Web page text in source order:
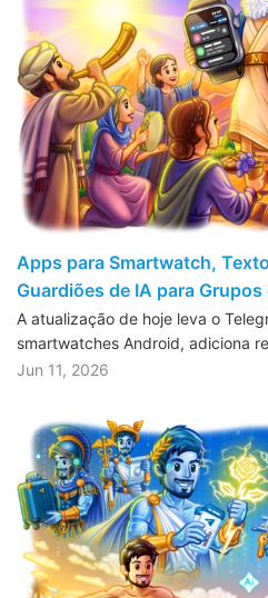
Apps para Smartwatch,
Guardiões de IA para
A atualização de hoje leva o
smartwatches Android, adiciona
Jun 11, 2026